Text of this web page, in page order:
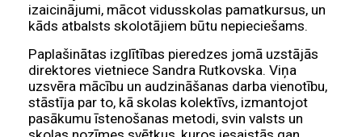
izaicinājumi, mācot vidusskolas pamatkursus, un
kāds atbalsts skolotājiem būtu nepieciešams.
Paplašinātas izglītības pieredzes jomā uzstājās
direktores vietniece Sandra Rutkovska. Viņa
uzsvēra mācību un audzināšanas darba vienotību,
stāstīja par to, kā skolas kolektīvs, izmantojot
pasākumu īstenošanas metodi, svin valsts un